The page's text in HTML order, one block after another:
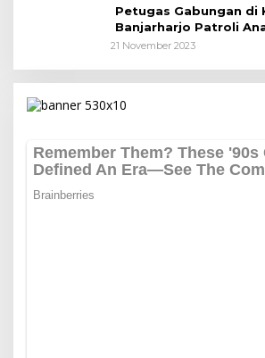
Petugas Gabungan di
Banjarharjo Patroli
21 November 2023